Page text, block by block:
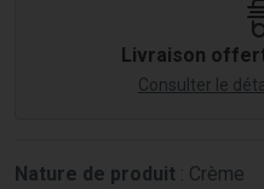
Livraison
Consulter le
Nature de produit : Crème